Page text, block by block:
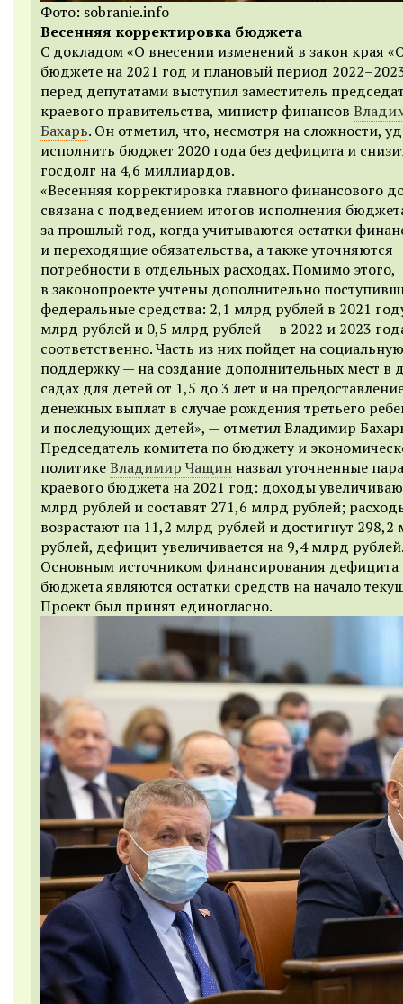
Фото: sobranie.info
Весенняя корректировка бюджета
С докладом «О внесении изменений в закон края
бюджете на 2021 год и плановый период
перед депутатами выступил заместитель
краевого правительства, министр финансов
Бахарь. Он отметил, что, несмотря на сложности,
исполнить бюджет 2020 года без дефицита и
госдолг на 4,6 миллиардов.
«Весенняя корректировка главного финансового
связана с подведением итогов исполнения
за прошлый год, когда учитываются остатки
и переходящие обязательства, а также уточняются
потребности в отдельных расходах. Помимо этого,
в законопроекте учтены дополнительно
федеральные средства: 2,1 млрд рублей в 2021
млрд рублей и 0,5 млрд рублей — в 2022 и 2023
соответственно. Часть из них пойдет на социальную
поддержку — на создание дополнительных мест в
садах для детей от 1,5 до 3 лет и на
денежных выплат в случае рождения третьего
и последующих детей», — отметил Владимир
Председатель комитета по бюджету и
политикеВладимир Чащин назвал уточненные
краевого бюджета на 2021 год: доходы
млрд рублей и составят 271,6 млрд рублей;
возрастают на 11,2 млрд рублей и достигнут 298,2
рублей, дефицит увеличивается на 9,4 млрд рублей.
Основным источником финансирования дефицита
бюджета являются остатки средств на начало
Проект был принят единогласно.